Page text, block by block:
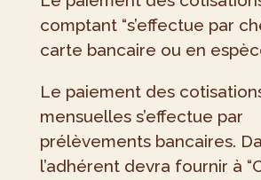
comptant “s’effectue par
carte bancaire ou en
Le paiement des
mensuelles s’effectue par
prélèvements bancaires.
l’adhérent devra fournir à